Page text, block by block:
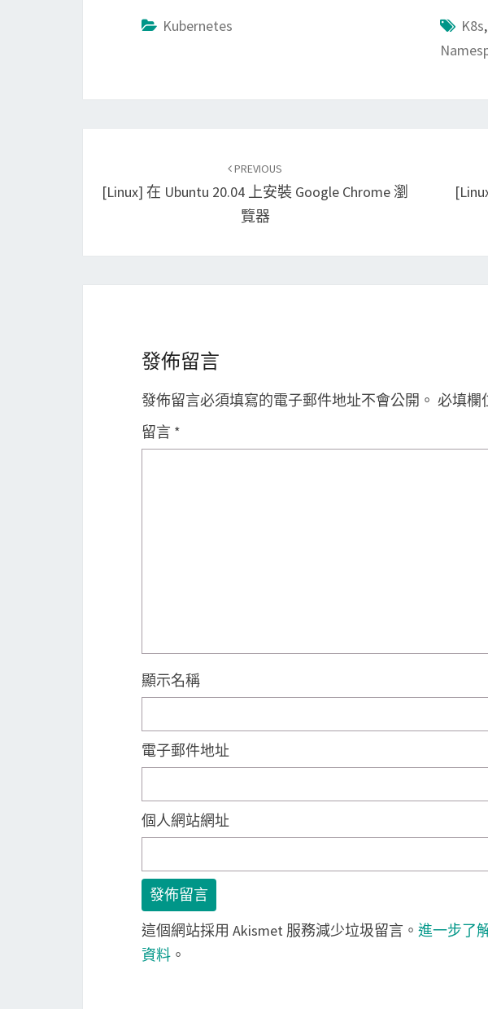
Kubernetes K8s,
navigation
PREVIOUS
[Linux] 在 Ubuntu 20.04 上安裝 Google Chrome 瀏
覽器
發佈留言
發佈留言必須填寫的電子郵件地址不會公開。 必填欄
留言 *
顯示名稱
電子郵件地址
個人網站網址
這個網站採用 Akismet 服務減少垃圾留言。 進一步了
資料 。